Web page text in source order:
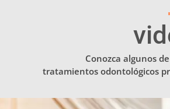
Conozca algunos
tratamientos odontológicos